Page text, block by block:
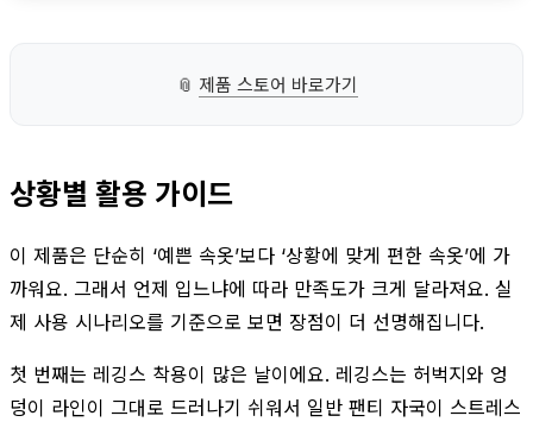
📎 제품 스토어 바로가기
상황별 활용 가이드
이 제품은 단순히 ‘예쁜 속옷’보다 ‘상황에 맞게 편한 속옷’에 가
까워요. 그래서 언제 입느냐에 따라 만족도가 크게 달라져요. 실
제 사용 시나리오를 기준으로 보면 장점이 더 선명해집니다.
첫 번째는 레깅스 착용이 많은 날이에요. 레깅스는 허벅지와 엉
덩이 라인이 그대로 드러나기 쉬워서 일반 팬티 자국이 스트레스